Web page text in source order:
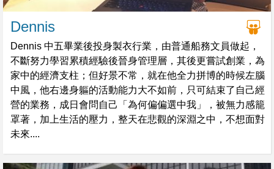
Dennis
Dennis 中五畢業後投身製衣行業，由普通船務文員做起，
不斷努力學習累積經驗後晉身管理層，其後更嘗試創業，為
家中的經濟支柱；但好景不常，就在他全力拼博的時候左腦
中風，他右邊身軀的活動能力大不如前，只可結束了自己經
營的業務，成日會問自己「為何偏偏選中我」，被無力感籠
罩著，加上生活的壓力，整天在悲觀的深淵之中，不想面對
未來....